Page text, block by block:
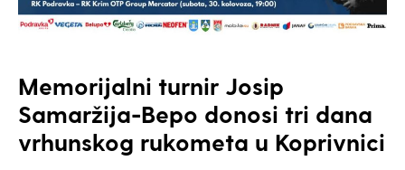
Memorijalni turnir Josip
Samaržija-Bepo donosi tri dana
vrhunskog rukometa u Koprivnici